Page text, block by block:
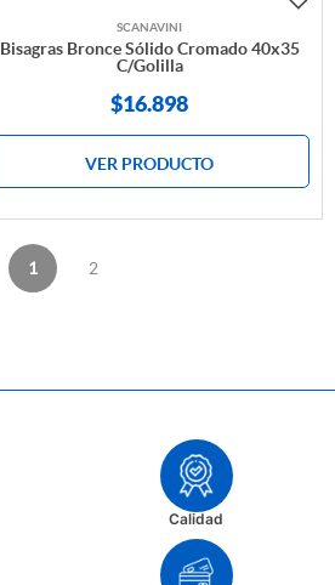
SCANAVINI
Bisagras Bronce Sólido Cromado 40x35
C/Golilla
$16.898
VER PRODUCTO
1 2
Calidad